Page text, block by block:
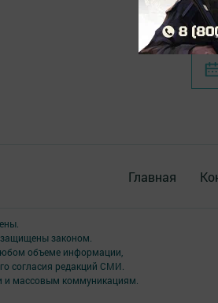
Главная
законом.
объеме информации,
согласия редакций СМИ.
и массовым коммуникациям.